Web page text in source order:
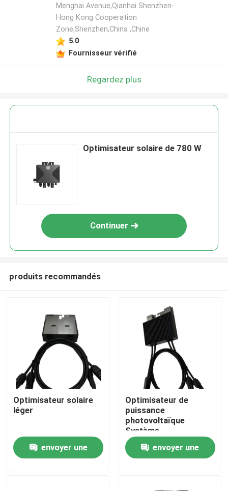
Produits
Menghai Avenue,Qianhai Shenzhen-
Hong Kong Cooperation
Zone,Shenzhen,China ,Chine
5.0
Fournisseur vérifié
Regardez plus
Optimisateur solaire de 780 W
Continuer
produits recommandés
Optimisateur solaire
léger
envoyer une
Optimisateur de
puissance
photovoltaïque
Système
d'optimisateur
photovoltaïque solaire
avec entrée 60V 0,7
envoyer une